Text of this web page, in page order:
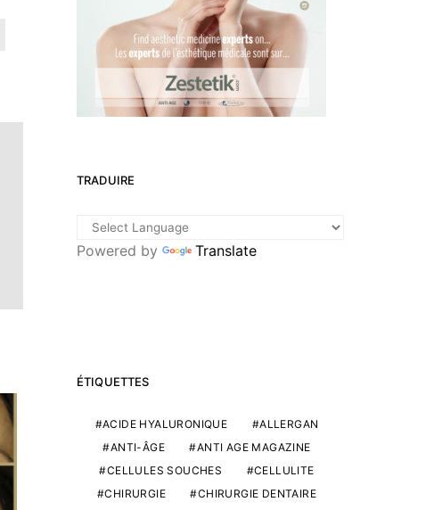
TRADUIRE
Powered by Translate
ÉTIQUETTES
ACIDE HYALURONIQUE
ALLERGAN
ANTI-ÂGE
ANTI AGE MAGAZINE
CELLULES SOUCHES
CELLULITE
CHIRURGIE
CHIRURGIE DENTAIRE